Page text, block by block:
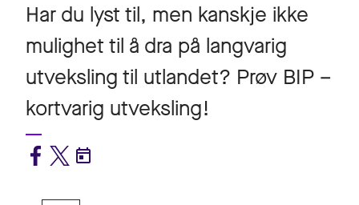
Har du lyst til, men kanskje ikke
mulighet til å dra på langvarig
utveksling til utlandet? Prøv BIP –
kortvarig utveksling!